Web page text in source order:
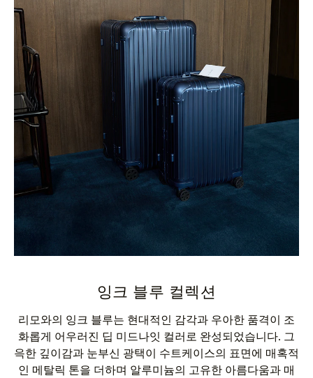
잉크 블루 컬렉션
리모와의 잉크 블루는 현대적인 감각과 우아한 품격이 조
화롭게 어우러진 딥 미드나잇 컬러로 완성되었습니다. 그
윽한 깊이감과 눈부신 광택이 수트케이스의 표면에 매혹적
인 메탈릭 톤을 더하며 알루미늄의 고유한 아름다움과 매